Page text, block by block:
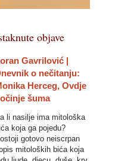
objave
Gavrilović |
o nečitanju:
Herceg, Ovdje
šuma
li nasilje ima mitološka
koja ga pojedu?
gotovo neiscrpan
mitoloških bića koja